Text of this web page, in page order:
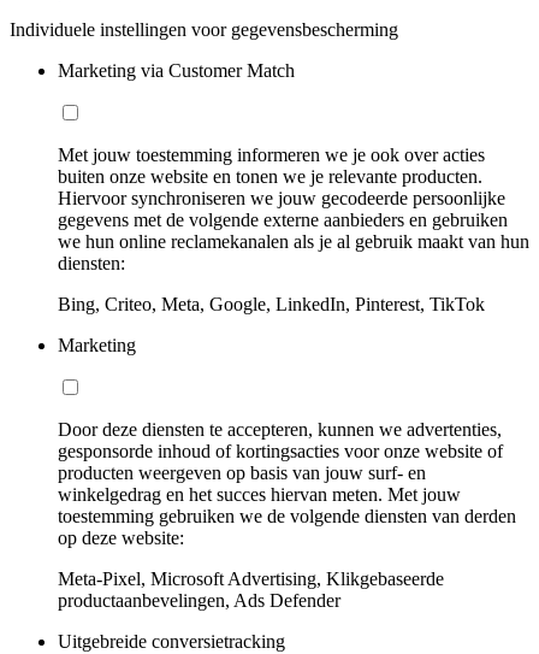
Individuele instellingen voor gegevensbescherming
Marketing via Customer Match
Met jouw toestemming informeren we je ook over acties
buiten onze website en tonen we je relevante producten.
Hiervoor synchroniseren we jouw gecodeerde persoonlijke
gegevens met de volgende externe aanbieders en gebruiken
we hun online reclamekanalen als je al gebruik maakt van hun
diensten:
Bing, Criteo, Meta, Google, LinkedIn, Pinterest, TikTok
Marketing
Door deze diensten te accepteren, kunnen we advertenties,
gesponsorde inhoud of kortingsacties voor onze website of
producten weergeven op basis van jouw surf- en
winkelgedrag en het succes hiervan meten. Met jouw
toestemming gebruiken we de volgende diensten van derden
op deze website:
Meta-Pixel, Microsoft Advertising, Klikgebaseerde
productaanbevelingen, Ads Defender
Uitgebreide conversietracking